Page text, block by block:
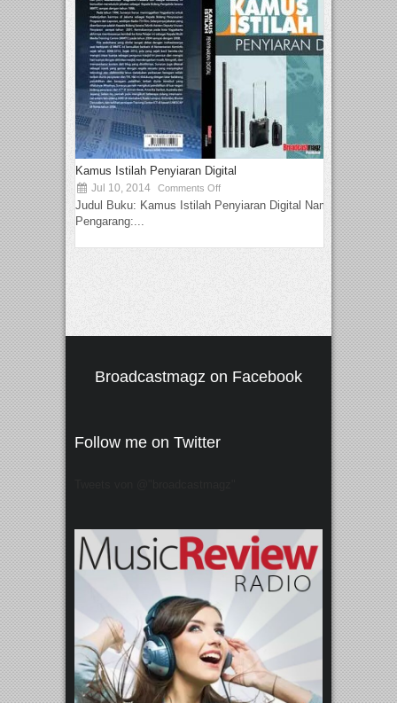
Kamus Istilah Penyiaran Digital
Jul 10, 2014 Comments Off
Judul Buku: Kamus Istilah Penyiaran Digital Nama
Pengarang:...
Broadcastmagz on Facebook
Follow me on Twitter